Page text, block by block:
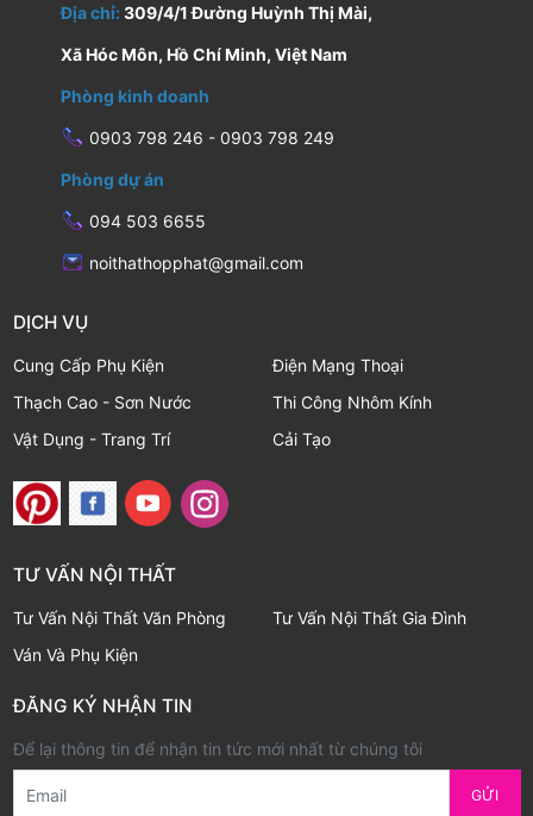
Địa chỉ: 309/4/1 Đường Huỳnh Thị Mài,
Xã Hóc Môn, Hồ Chí Minh, Việt Nam
Phòng kinh doanh
0903 798 246 - 0903 798 249
Phòng dự án
094 503 6655
noithathopphat@gmail.com
DỊCH VỤ
Cung Cấp Phụ Kiện
Điện Mạng Thoại
Thạch Cao - Sơn Nước
Thi Công Nhôm Kính
Vật Dụng - Trang Trí
Cải Tạo
TƯ VẤN NỘI THẤT
Tư Vấn Nội Thất Văn Phòng
Tư Vấn Nội Thất Gia Đình
Ván Và Phụ Kiện
ĐĂNG KÝ NHẬN TIN
Để lại thông tin để nhận tin tức mới nhất từ chúng tôi
Email GỬI